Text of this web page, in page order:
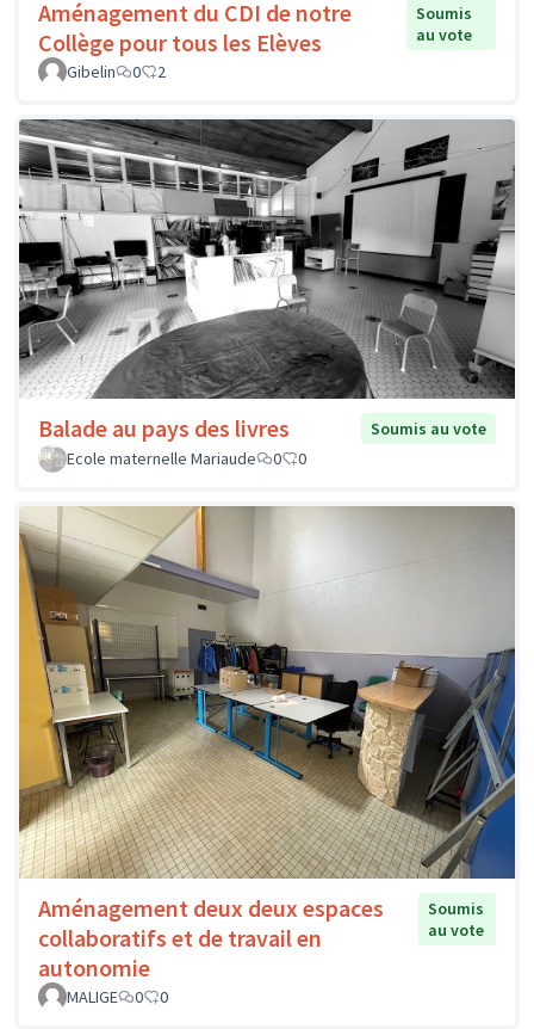
Aménagement du CDI de notre
Collège pour tous les Elèves
Soumis
au vote
Gibelin
0 2
Balade au pays des livres
Soumis au vote
Ecole maternelle Mariaude
0 0
Aménagement deux deux espaces
collaboratifs et de travail en
autonomie
Soumis
au vote
MALIGE 0 0